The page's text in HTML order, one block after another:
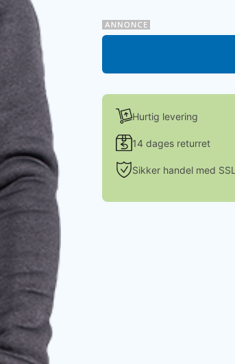
Hurtig levering
14 dages returret
Sikker handel med